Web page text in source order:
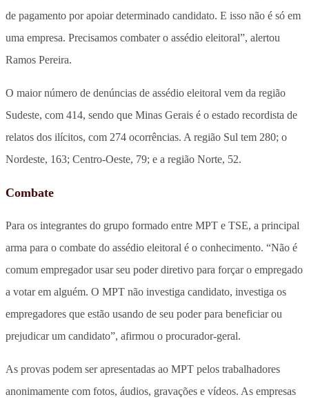
de pagamento por apoiar determinado candidato. E isso não é só em
uma empresa. Precisamos combater o assédio eleitoral”, alertou
Ramos Pereira.
O maior número de denúncias de assédio eleitoral vem da região
Sudeste, com 414, sendo que Minas Gerais é o estado recordista de
relatos dos ilícitos, com 274 ocorrências. A região Sul tem 280; o
Nordeste, 163; Centro-Oeste, 79; e a região Norte, 52.
Combate
Para os integrantes do grupo formado entre MPT e TSE, a principal
arma para o combate do assédio eleitoral é o conhecimento. “Não é
comum empregador usar seu poder diretivo para forçar o empregado
a votar em alguém. O MPT não investiga candidato, investiga os
empregadores que estão usando de seu poder para beneficiar ou
prejudicar um candidato”, afirmou o procurador-geral.
As provas podem ser apresentadas ao MPT pelos trabalhadores
anonimamente com fotos, áudios, gravações e vídeos. As empresas